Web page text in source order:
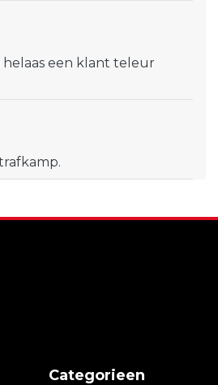
helaas een klant teleur
Categorieen